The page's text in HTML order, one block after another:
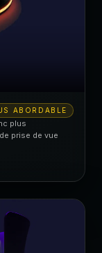
ABORDABLE
plus
prise de vue